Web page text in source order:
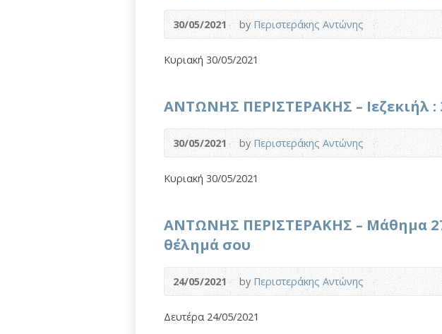
30/05/2021 byΠεριστεράκης Αντώνης
Κυριακή 30/05/2021
ΑΝΤΩΝΗΣ ΠΕΡΙΣΤΕΡΑΚΗΣ – Ιεζεκιήλ :
30/05/2021 byΠεριστεράκης Αντώνης
Κυριακή 30/05/2021
ΑΝΤΩΝΗΣ ΠΕΡΙΣΤΕΡΑΚΗΣ – Μάθημα
θέλημά σου
24/05/2021 byΠεριστεράκης Αντώνης
Δευτέρα 24/05/2021